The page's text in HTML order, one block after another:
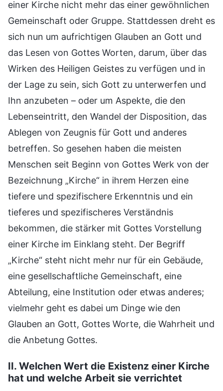
einer Kirche nicht mehr das einer gewöhnlichen
Gemeinschaft oder Gruppe. Stattdessen dreht es
sich nun um aufrichtigen Glauben an Gott und
das Lesen von Gottes Worten, darum, über das
Wirken des Heiligen Geistes zu verfügen und in
der Lage zu sein, sich Gott zu unterwerfen und
Ihn anzubeten – oder um Aspekte, die den
Lebenseintritt, den Wandel der Disposition, das
Ablegen von Zeugnis für Gott und anderes
betreffen. So gesehen haben die meisten
Menschen seit Beginn von Gottes Werk von der
Bezeichnung „Kirche“ in ihrem Herzen eine
tiefere und spezifischere Erkenntnis und ein
tieferes und spezifischeres Verständnis
bekommen, die stärker mit Gottes Vorstellung
einer Kirche im Einklang steht. Der Begriff
„Kirche“ steht nicht mehr nur für ein Gebäude,
eine gesellschaftliche Gemeinschaft, eine
Abteilung, eine Institution oder etwas anderes;
vielmehr geht es dabei um Dinge wie den
Glauben an Gott, Gottes Worte, die Wahrheit und
die Anbetung Gottes.
II. Welchen Wert die Existenz einer Kirche
hat und welche Arbeit sie verrichtet